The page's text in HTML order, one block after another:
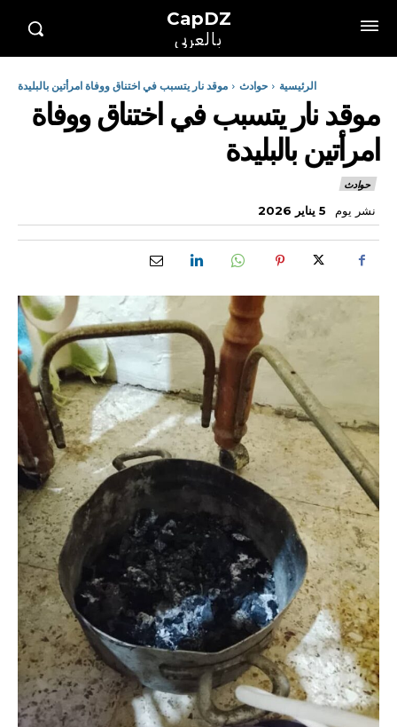
CapDZ
بالعربي
الرئيسية حوادث موقد نار يتسبب في اختناق ووفاة امرأتين بالبليدة
موقد نار يتسبب في اختناق ووفاة
امرأتين بالبليدة
حوادث
نشر يوم 5 يناير 2026